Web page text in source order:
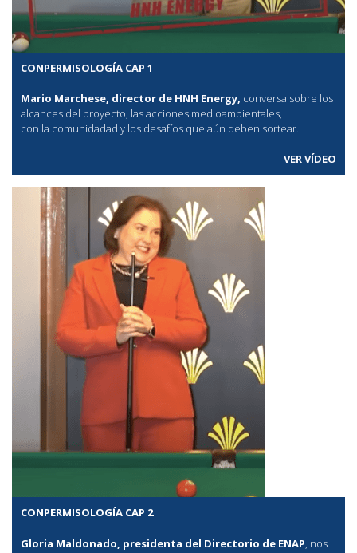
CONPERMISOLOGÍA CAP 1
Mario Marchese, director de HNH Energy, conversa sobre los
alcances del proyecto, las acciones medioambientales,
con la comunidadad y los desafíos que aún deben sortear.
VER VÍDEO
CONPERMISOLOGÍA CAP 2
Gloria Maldonado, presidenta del Directorio de ENAP, nos